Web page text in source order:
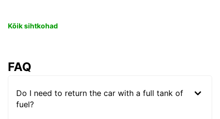
Kõik sihtkohad
FAQ
Do I need to return the car with a full tank of
fuel?